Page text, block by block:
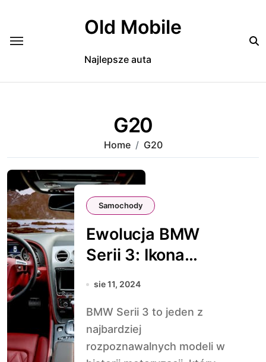
Old Mobile
Najlepsze auta
G20
Home G20
Samochody
Ewolucja BMW
Serii 3: Ikona
Sportowej
sie 11, 2024
BMW Serii 3 to jeden z
najbardziej
rozpoznawalnych modeli w